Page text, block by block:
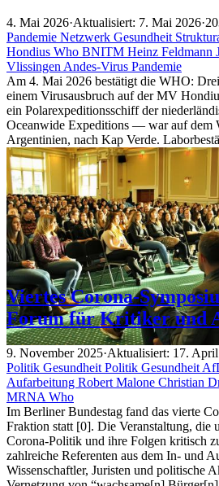
4. Mai 2026·Aktualisiert: 7. Mai 2026·
Pandemie Netzwerk Gesundheit
Hondius Who BNITM Heinz Feldmann
Vlissingen Andes-Virus Pandemie
Am 4. Mai 2026 bestätigt die WHO:
einem Virusausbruch auf der MV
ein Polarexpeditionsschiff der
Oceanwide Expeditions — war auf dem
Argentinien, nach Kap Verde.
Viertes Corona-
Forum für Kritiker und
9. November 2025·Aktualisiert: 17.
Politik Gesundheit Politik Gesundheit
Aufarbeitung Robert Malone Christian
MRNA Who
Im Berliner Bundestag fand das vierte
Fraktion statt [0]. Die Veranstaltung, die
Corona-Politik und ihre Folgen kritisch
zahlreiche Referenten aus dem In- und
Wissenschaftler, Juristen und politische